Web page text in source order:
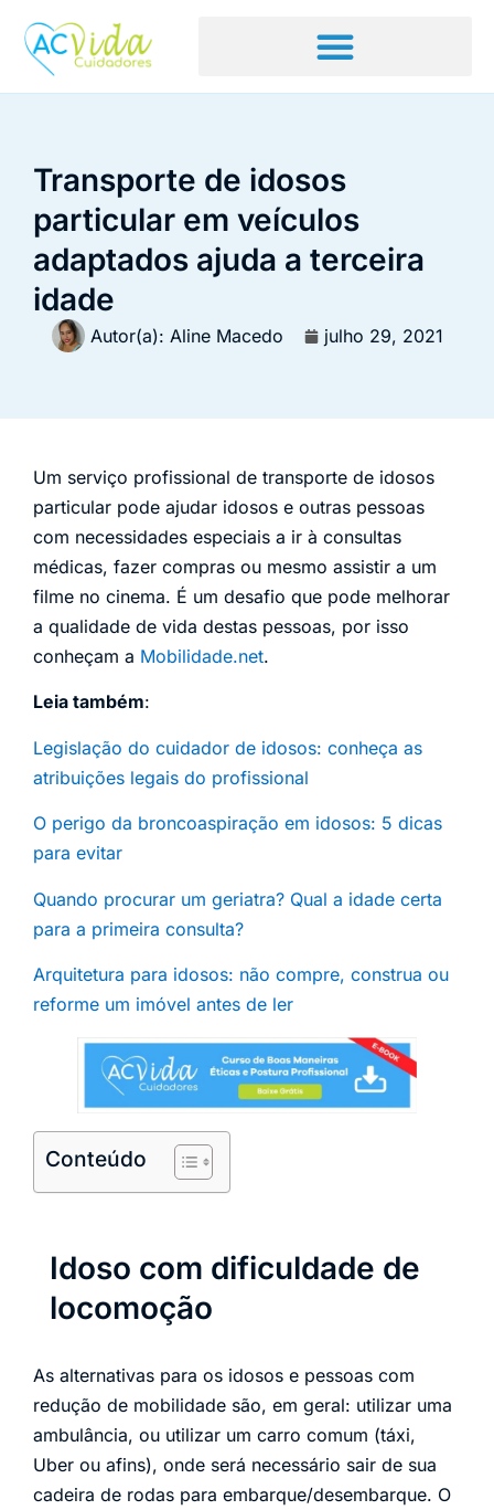
Transporte de idosos
particular em veículos
adaptados ajuda a terceira
idade
Autor(a): Aline Macedo julho 29, 2021
Um serviço profissional de transporte de idosos
particular pode ajudar idosos e outras pessoas
com necessidades especiais a ir à consultas
médicas, fazer compras ou mesmo assistir a um
filme no cinema. É um desafio que pode melhorar
a qualidade de vida destas pessoas, por isso
conheçam a Mobilidade.net.
Leia também:
Legislação do cuidador de idosos: conheça as
atribuições legais do profissional
O perigo da broncoaspiração em idosos: 5 dicas
para evitar
Quando procurar um geriatra? Qual a idade certa
para a primeira consulta?
Arquitetura para idosos: não compre, construa ou
reforme um imóvel antes de ler
Conteúdo
Idoso com dificuldade de
locomoção
As alternativas para os idosos e pessoas com
redução de mobilidade são, em geral: utilizar uma
ambulância, ou utilizar um carro comum (táxi,
Uber ou afins), onde será necessário sair de sua
cadeira de rodas para embarque/desembarque. O